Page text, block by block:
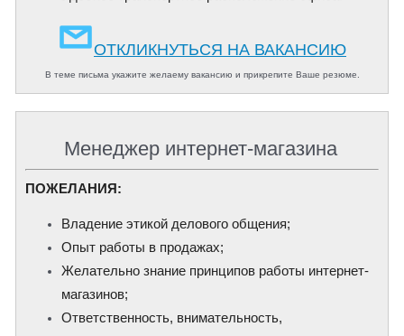
ОТКЛИКНУТЬСЯ НА ВАКАНСИЮ
В теме письма укажите желаему вакансию и прикрепите Ваше резюме.
Менеджер интернет-магазина
ПОЖЕЛАНИЯ:
Владение этикой делового общения;
Опыт работы в продажах;
Желательно знание принципов работы интернет-
магазинов;
Ответственность, внимательность,